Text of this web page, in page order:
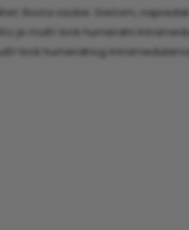
života osobe. Srećom, napredak
je multi-lock humeralni
lock humeralnog